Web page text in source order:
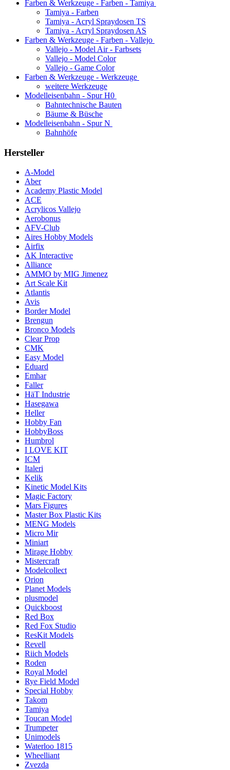
Farben & Werkzeuge - Farben - Tamiya
Tamiya - Farben
Tamiya - Acryl Spraydosen TS
Tamiya - Acryl Spraydosen AS
Farben & Werkzeuge - Farben - Vallejo
Vallejo - Model Air - Farbsets
Vallejo - Model Color
Vallejo - Game Color
Farben & Werkzeuge - Werkzeuge
weitere Werkzeuge
Modelleisenbahn - Spur H0
Bahntechnische Bauten
Bäume & Büsche
Modelleisenbahn - Spur N
Bahnhöfe
Hersteller
A-Model
Aber
Academy Plastic Model
ACE
Acrylicos Vallejo
Aerobonus
AFV-Club
Aires Hobby Models
Airfix
AK Interactive
Alliance
AMMO by MIG Jimenez
Art Scale Kit
Atlantis
Avis
Border Model
Brengun
Bronco Models
Clear Prop
CMK
Easy Model
Eduard
Emhar
Faller
HäT Industrie
Hasegawa
Heller
Hobby Fan
HobbyBoss
Humbrol
I LOVE KIT
ICM
Italeri
Kelik
Kinetic Model Kits
Magic Factory
Mars Figures
Master Box Plastic Kits
MENG Models
Micro Mir
Miniart
Mirage Hobby
Mistercraft
Modelcollect
Orion
Planet Models
plusmodel
Quickboost
Red Box
Red Fox Studio
ResKit Models
Revell
Riich Models
Roden
Royal Model
Rye Field Model
Special Hobby
Takom
Tamiya
Toucan Model
Trumpeter
Unimodels
Waterloo 1815
Wheelliant
Zvezda